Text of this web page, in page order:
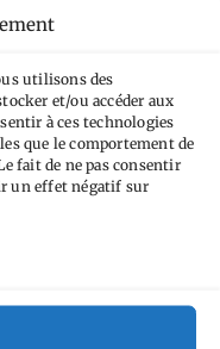
utilisons des
et/ou accéder aux
à ces technologies
que le comportement de
fait de ne pas consentir
un effet négatif sur
selon les
Commerciale -
.
mcalp.fr.